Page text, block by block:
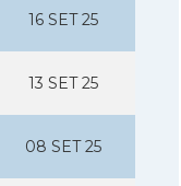
16 SET 25
13 SET 25
08 SET 25